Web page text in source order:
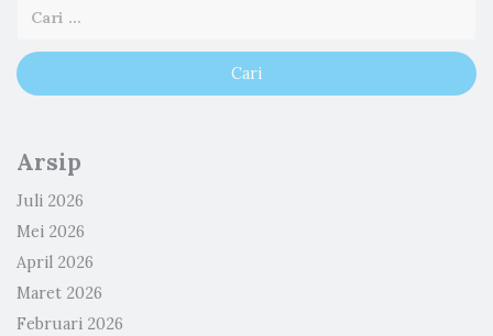
Arsip
Juli 2026
Mei 2026
April 2026
Maret 2026
Februari 2026